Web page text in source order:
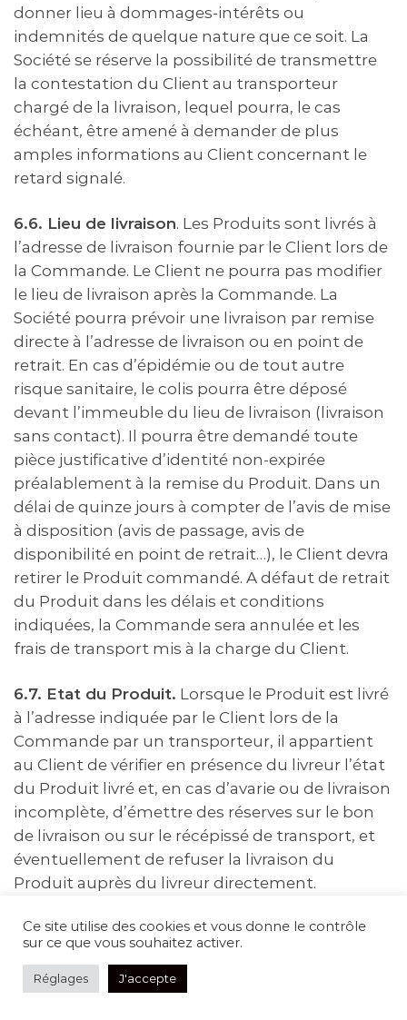
donner lieu à dommages-intérêts ou
indemnités de quelque nature que ce soit. La
Société se réserve la possibilité de transmettre
la contestation du Client au transporteur
chargé de la livraison, lequel pourra, le cas
échéant, être amené à demander de plus
amples informations au Client concernant le
retard signalé.
6.6. Lieu de livraison. Les Produits sont livrés à
l’adresse de livraison fournie par le Client lors de
la Commande. Le Client ne pourra pas modifier
le lieu de livraison après la Commande. La
Société pourra prévoir une livraison par remise
directe à l’adresse de livraison ou en point de
retrait. En cas d’épidémie ou de tout autre
risque sanitaire, le colis pourra être déposé
devant l’immeuble du lieu de livraison (livraison
sans contact). Il pourra être demandé toute
pièce justificative d’identité non-expirée
préalablement à la remise du Produit. Dans un
délai de quinze jours à compter de l’avis de mise
à disposition (avis de passage, avis de
disponibilité en point de retrait…), le Client devra
retirer le Produit commandé. A défaut de retrait
du Produit dans les délais et conditions
indiquées, la Commande sera annulée et les
frais de transport mis à la charge du Client.
6.7. Etat du Produit. Lorsque le Produit est livré
à l’adresse indiquée par le Client lors de la
Commande par un transporteur, il appartient
au Client de vérifier en présence du livreur l’état
du Produit livré et, en cas d’avarie ou de livraison
incomplète, d’émettre des réserves sur le bon
de livraison ou sur le récépissé de transport, et
éventuellement de refuser la livraison du
Produit auprès du livreur directement.
Article 7. DROIT DE RÉTRACTATION
7.1. Délai. Le Client dispose d’un droit lui
permettant de se rétracter sans donner de
Ce site utilise des cookies et vous donne le contrôle
sur ce que vous souhaitez activer.
Réglages J'accepte